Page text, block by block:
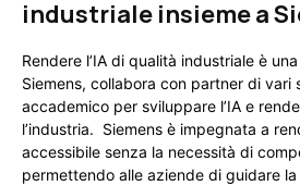
industriale insieme a
Rendere l’IA di qualità industriale è
Siemens, collabora con partner di vari
accademico per sviluppare l’IA e
l’industria. Siemens è impegnata a
accessibile senza la necessità di
permettendo alle aziende di guidare